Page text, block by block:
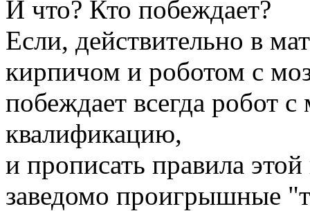
И что? Кто побеждает?
Если, действительно в
кирпичом и роботом с
побеждает всегда робот
квалификацию,
и прописать правила
заведомо проигрышные